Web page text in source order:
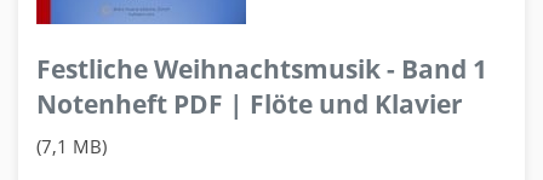
Festliche Weihnachtsmusik - Band 1
Notenheft PDF | Flöte und Klavier
(7,1 MB)